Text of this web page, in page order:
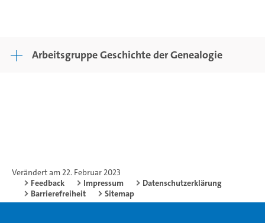
Arbeitsgruppe Geschichte der Genealogie
Verändert am 22. Februar 2023
Feedback
Impressum
Datenschutzerklärung
Barrierefreiheit
Sitemap